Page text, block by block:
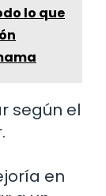
lo que
según el
en